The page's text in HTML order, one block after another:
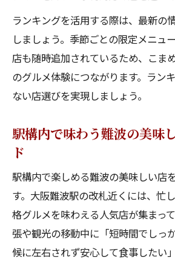
ランキングを活用する際は、最新の
しましょう。季節ごとの限定メニュ
店も随時追加されているため、こま
のグルメ体験につながります。ラン
ない店選びを実現しましょう。
駅構内で味わう難波の美味
ド
駅構内で楽しめる難波の美味しい店
す。大阪難波駅の改札近くには、忙
格グルメを味わえる人気店が集まっ
張や観光の移動中に「短時間でしっ
候に左右されず安心して食事したい